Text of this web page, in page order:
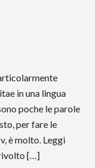
in una lingua
poche le parole
per fare le
è molto. Leggi
rivolto […]